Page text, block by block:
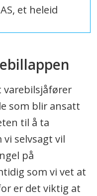
et heleid
Bring,
Stavanger,
i Sandnes.
personer i
ansettes. I
30 sjåfører
varebilsjåfører
som blir ansatt
til å ta
selvsagt vil
på
som vi vet at
er det viktig at